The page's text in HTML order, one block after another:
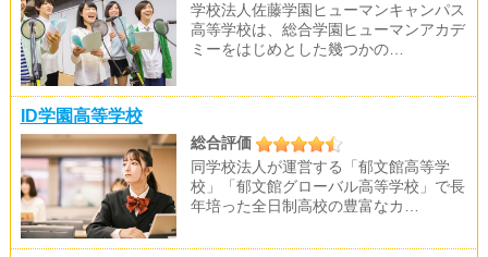
学校法人佐藤学園ヒューマンキャンパス
高等学校は、総合学園ヒューマンアカデ
ミーをはじめとした幾つかの…
ID学園高等学校
総合評価
同学校法人が運営する「郁文館高等学
校」「郁文館グローバル高等学校」で長
年培った全日制高校の豊富なカ…